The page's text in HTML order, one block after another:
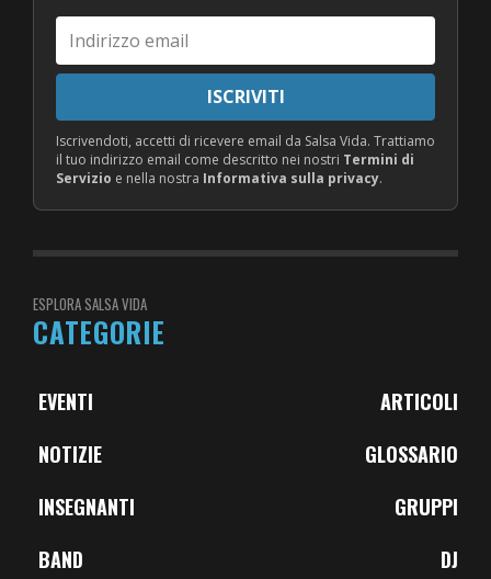
Indirizzo
email
ISCRIVITI
Iscrivendoti, accetti di ricevere email da Salsa Vida. Trattiamo
il tuo indirizzo email come descritto nei nostri Termini di
Servizio e nella nostra Informativa sulla privacy.
ESPLORA SALSA VIDA
CATEGORIE
ARTICOLI
EVENTI
GLOSSARIO
NOTIZIE
GRUPPI
INSEGNANTI
DJ
BAND